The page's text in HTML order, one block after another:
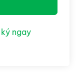
ngay